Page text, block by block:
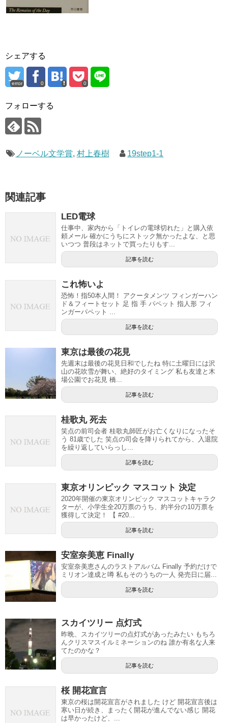
シェアする
error 0 0
フォローする
ノーベル文学賞, 村上春樹 19step1-1
関連記事
LED電球
仕事中、家内から「トイレの電球切れた」と購入依
頼メール 確かにうちにストック無かったよな、と思
いつつ 普段はネットで買ったりもす...
記事を読む
これ怖いよ
恐怖！指50本人間！ アクータメンツ フィンガーハン
ド＆フィートセット 足 指 手 パペット 指人形 フィ
ンガーパペット ...
記事を読む
東京は最後の花見
先週末は最後の花見日和でしたね 特に土曜日には沢
山の花吹雪が舞い、絶好のタイミング 私も友達と木
場公園でお花見 橋...
記事を読む
桂歌丸 死去
笑点の前司会者 桂歌丸師匠がお亡くなりになったそ
う 81歳でした 笑点の司会を降りられてから、入退院
を繰り返していらっし...
記事を読む
東京オリンピック マスコット 決定
2020年開催の東京オリンピック マスコットキャラク
ターが、小学生全20万票のうち、約半分の10万票を
獲得して決定！ 【 #20...
記事を読む
安室奈美恵 Finally
安室奈美恵さんのラストアルバム Finally 予約だけで
ミリオン達成と噂 私もそのうちの一人 発売日に届...
記事を読む
スカイツリー 点灯式
昨晩、スカイツリーの点灯式があったみたい もちろ
んクリスマスイルミネーションのね 誰か有名な人来
てたのかな？
記事を読む
桜 開花宣言
東京の桜は開花宣言がされました けど 開花宣言後は
寒い日が続き、まったく開花が進んでない感じ 開花
は早かったけど、...